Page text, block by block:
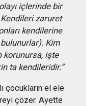
içlerinde bir
Kendileri zaruret
kendilerine
Kim
korunursa, işte
ta kendileridir.”
çocukların el ele
çözer. Ayette